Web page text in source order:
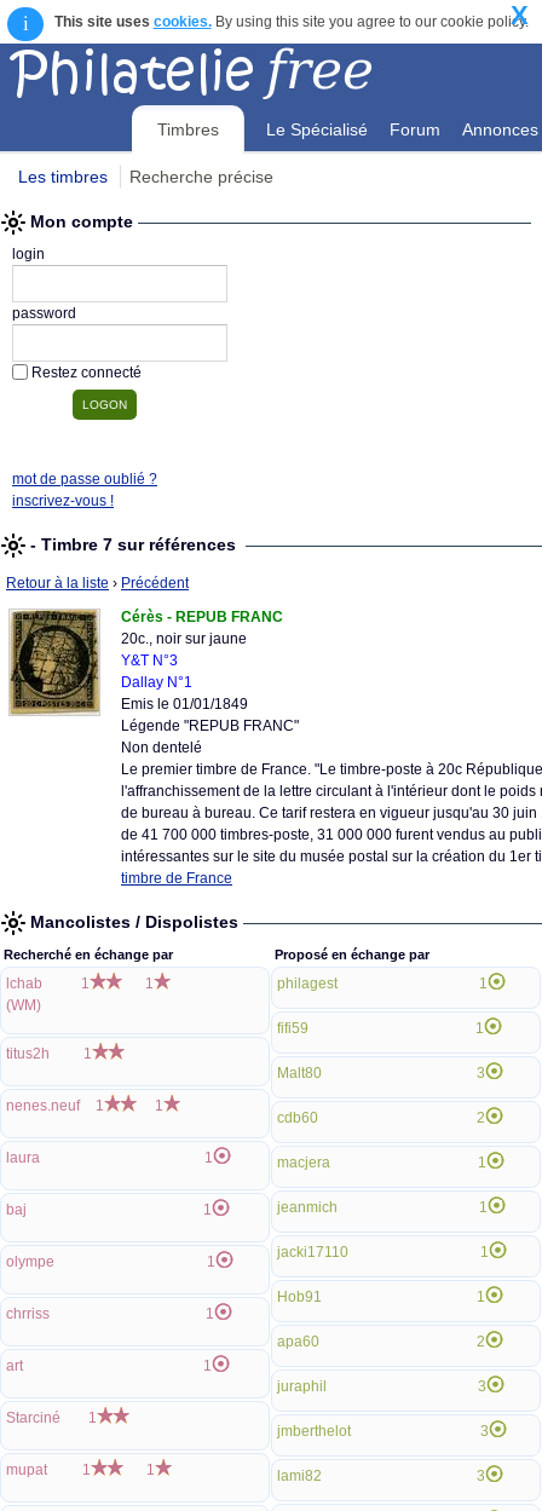
i This site uses cookies.By using this site you agree to our cookie policy.
X
Timbres Le Spécialisé Forum Annonces
Les timbres Recherche précise
Mon compte
login
password
Restez connecté
mot de passe oublié ?
inscrivez-vous !
- Timbre 7 sur références
Retour à la liste › Précédent
Cérès - REPUB FRANC
20c., noir sur jaune
Y&T N°3
Dallay N°1
Emis le 01/01/1849
Légende "REPUB FRANC"
Non dentelé
Le premier timbre de France. "Le timbre-poste à 20c
l'affranchissement de la lettre circulant à l'intérieur dont le
de bureau à bureau. Ce tarif restera en vigueur jusqu'au 30
de 41 700 000 timbres-poste, 31 000 000 furent vendus au
intéressantes sur le site du musée postal sur la création du 1er
timbre de France
Mancolistes / Dispolistes
Recherché en échange par
lchab
(WM)
1 1
titus2h 1
nenes.neuf 1 1
laura 1
baj 1
olympe 1
chrriss 1
art 1
Starciné 1
mupat 1 1
Proposé en échange par
philagest 1
fifi59 1
Malt80 3
cdb60 2
macjera 1
jeanmich 1
jacki17110 1
Hob91 1
apa60 2
juraphil 3
jmberthelot 3
lami82 3